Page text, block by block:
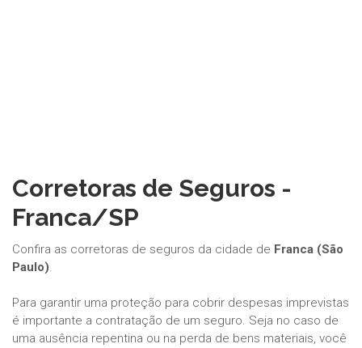
Corretoras de Seguros -
Franca/SP
Confira as corretoras de seguros da cidade de Franca (São
Paulo).
Para garantir uma proteção para cobrir despesas imprevistas
é importante a contratação de um seguro. Seja no caso de
uma ausência repentina ou na perda de bens materiais, você